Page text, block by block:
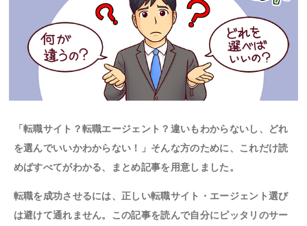
「転職サイト？転職エージェント？違いもわからないし、どれ
を選んでいいかわからない！」そんな方のために、これだけ読
めばすべてがわかる、まとめ記事を用意しました。
転職を成功させるには、正しい転職サイト・エージェント選び
は避けて通れません。この記事を読んで自分にピッタリのサー